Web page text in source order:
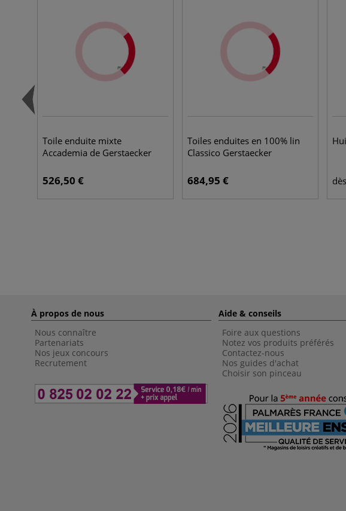
Toile enduite mixte
Accademia de Gerstaecker
526,50 €
Toiles enduites en 100% lin
Classico Gerstaecker
684,95 € dès
À propos de nous
Nous connaître
Partenariats
Nos jeux concours
Recrutement
Aide & conseils
Foire aux questions
Notez vos produits préférés
Contactez-nous
Nos guides d'achat
Choisir son pinceau